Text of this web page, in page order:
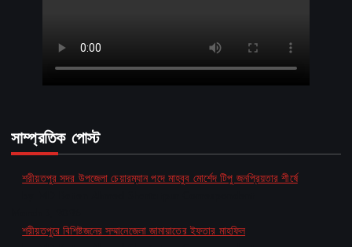
সাম্প্রতিক পোস্ট
শরীয়তপুর সদর উপজেলা চেয়ারম্যান পদে মাহবুব মোর্শেদ টিপু জনপ্রিয়তার শীর্ষে
শরীয়তপুরে বিশিষ্টজনের সম্মানেজেলা জামায়াতের ইফতার মাহফিল